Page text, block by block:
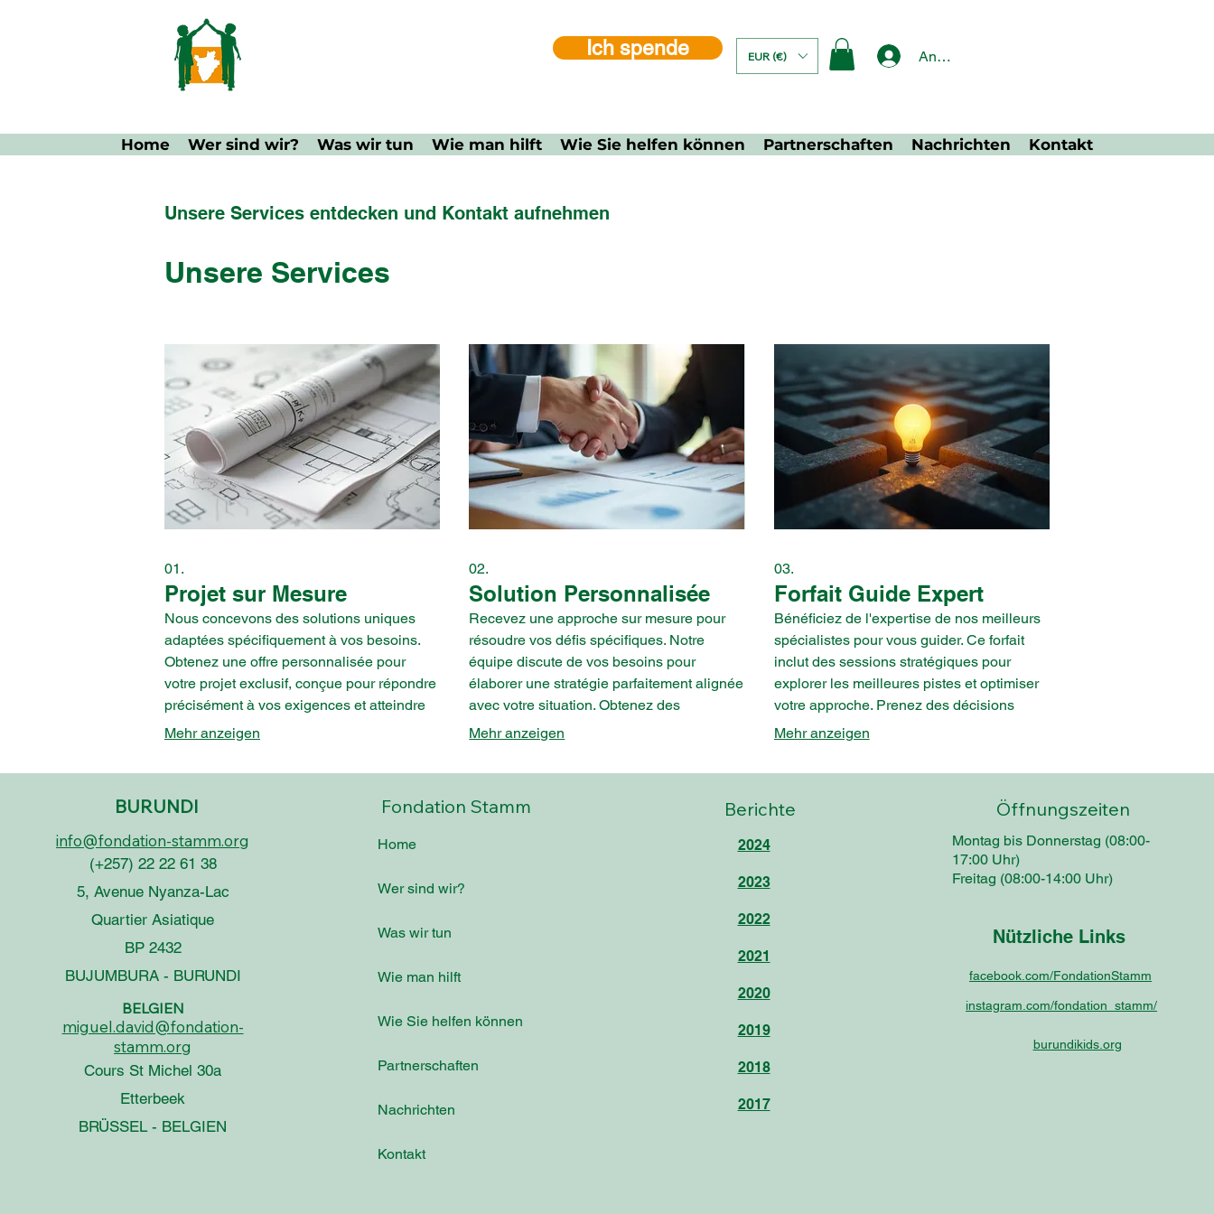
Ich spende EUR (€) Anmelden
Home Wer sind wir? Was wir tun Wie man hilft Wie Sie helfen können Partnerschaften Nachrichten Kontakt
Unsere Services entdecken und Kontakt aufnehmen
Unsere Services
01.
Projet sur Mesure
Nous concevons des solutions uniques
adaptées spécifiquement à vos besoins.
Obtenez une offre personnalisée pour
votre projet exclusif, conçue pour répondre
précisément à vos exigences et atteindre
vos objectifs. Laissez-nous transformer
dédiée.
Mehr anzeigen
02.
Solution Personnalisée
Recevez une approche sur mesure pour
résoudre vos défis spécifiques. Notre
équipe discute de vos besoins pour
élaborer une stratégie parfaitement alignée
avec votre situation. Obtenez des
recommandations concrètes pour optimiser
Mehr anzeigen
03.
Forfait Guide Expert
Bénéficiez de l'expertise de nos meilleurs
spécialistes pour vous guider. Ce forfait
inclut des sessions stratégiques pour
explorer les meilleures pistes et optimiser
votre approche. Prenez des décisions
éclairées grâce à nos conseils d'experts
démarche.
Mehr anzeigen
BURUNDI
info@fondation-stamm.org
(+257) 22 22 61 38
5, Avenue Nyanza-Lac
Quartier Asiatique
BP 2432
BUJUMBURA - BURUNDI
BELGIEN
miguel.david@fondation-
stamm.org
Cours St Michel 30a
Etterbeek
BRÜSSEL - BELGIEN
Fondation Stamm
Home
Wer sind wir?
Was wir tun
Wie man hilft
Wie Sie helfen können
Partnerschaften
Nachrichten
Kontakt
Berichte
2024
2023
2022
2021
2020
2019
2018
2017
Öffnungszeiten
Montag bis Donnerstag (08:00-
17:00 Uhr)
Freitag (08:00-14:00 Uhr)
Nützliche Links
facebook.com/FondationStamm
instagram.com/fondation_stamm/
burundikids.org